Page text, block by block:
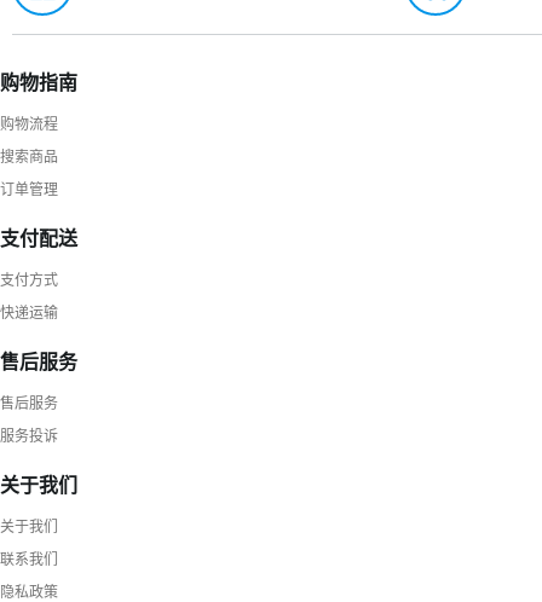
购物指南
购物流程
搜索商品
订单管理
支付配送
支付方式
快递运输
售后服务
售后服务
服务投诉
关于我们
关于我们
联系我们
隐私政策